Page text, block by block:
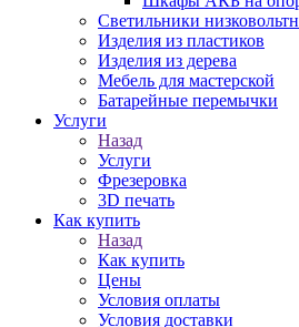
Светильники
Изделия из пластиков
Изделия из дерева
Мебель для мастерской
Батарейные перемычки
Услуги
Назад
Услуги
Фрезеровка
3D печать
Как купить
Назад
Как купить
Цены
Условия оплаты
Условия доставки